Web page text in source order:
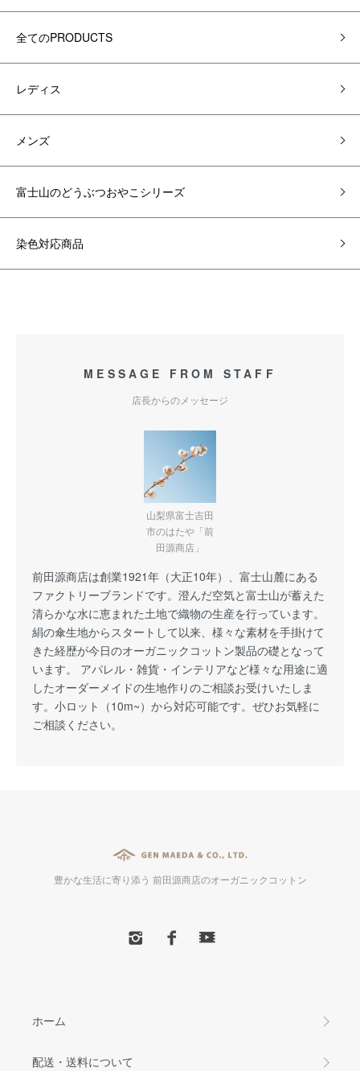
全てのPRODUCTS
レディス
メンズ
富士山のどうぶつおやこシリーズ
染色対応商品
MESSAGE FROM STAFF
店長からのメッセージ
山梨県富士吉田
市のはたや「前
田源商店」
前田源商店は創業1921年（大正10年）、富士山麓にある
ファクトリーブランドです。澄んだ空気と富士山が蓄えた
清らかな水に恵まれた土地で織物の生産を行っています。
絹の傘生地からスタートして以来、様々な素材を手掛けて
きた経歴が今日のオーガニックコットン製品の礎となって
います。 アパレル・雑貨・インテリアなど様々な用途に適
したオーダーメイドの生地作りのご相談お受けいたしま
す。小ロット（10m~）から対応可能です。ぜひお気軽に
ご相談ください。
豊かな生活に寄り添う 前田源商店のオーガニックコットン
ホーム
配送・送料について